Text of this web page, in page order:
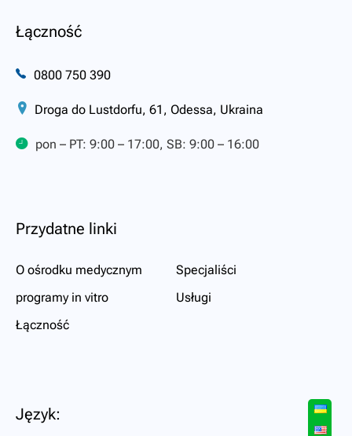
Łączność
0800 750 390
Droga do Lustdorfu, 61, Odessa, Ukraina
pon – PT: 9:00 – 17:00, SB: 9:00 – 16:00
Przydatne linki
O ośrodku medycznym
Specjaliści
programy in vitro
Usługi
Łączność
Język: